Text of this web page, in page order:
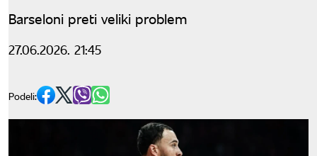
Barseloni preti veliki problem
27.06.2026. 21:45
Podeli: